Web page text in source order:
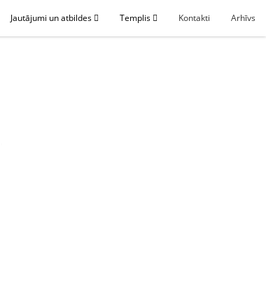
Jautājumi un atbildes Templis Kontakti Arhīvs